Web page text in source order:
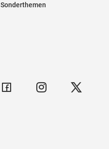
Sonderthemen